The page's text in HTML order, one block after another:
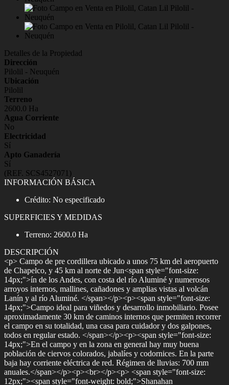
Detalles de la Propiedad
Dirección
Pilolil - Neuquén
Ubicación
Pilolil
Terreno
2600.0 Ha
Agua Corriente
No
Electricidad
Sí
Apto Ganadería
Sí
(REF. SCS4527071)
INFORMACIÓN BÁSICA
Crédito: No especificado
SUPERFICIES Y MEDIDAS
Terreno: 2600.0 Ha
DESCRIPCIÓN
<p> Campo de pre cordillera ubicado a unos 75 km del aeropuerto
de Chapelco, y 45 km al norte de Jun<span style="font-size:
14px;">ín de los Andes, con costa del río Aluminé y numerosos
arroyos internos, mallines, cañadones y amplias vistas al volcán
Lanín y al río Aluminé. </span></p><p><span style="font-size:
14px;">Campo ideal para viñedos y desarrollo inmobiliario. Posee
aproximadamente 30 km de caminos internos que permiten recorrer
el campo en su totalidad, una casa para cuidador y dos galpones,
todos en regular estado. </span></p><p><span style="font-size:
14px;">En el campo y en la zona en general hay muy buena
población de ciervos colorados, jabalíes y codornices. En la parte
baja hay corriente eléctrica de red. Régimen de lluvias: 700 mm
anuales.</span></p><p><br></p><p> <span style="font-size:
12px;"><span style="font-weight: bold;">Shanahan